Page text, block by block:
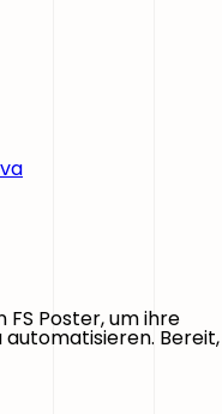
FS Poster, um ihre
Bereit,